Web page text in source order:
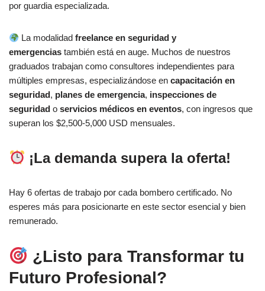
por guardia especializada.
La modalidadfreelance en seguridad y
emergencias también está en auge. Muchos de nuestros
graduados trabajan como consultores independientes para
múltiples empresas, especializándose en capacitación en
seguridad, planes de emergencia, inspecciones de
seguridad o servicios médicos en eventos, con ingresos que
superan los $2,500-5,000 USD mensuales.
¡La demanda supera la oferta!
Hay 6 ofertas de trabajo por cada bombero certificado. No
esperes más para posicionarte en este sector esencial y bien
remunerado.
¿Listo para Transformar tu
Futuro Profesional?